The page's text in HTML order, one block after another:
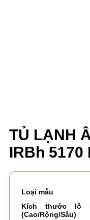
TỦ LẠNH
IRBh 5170
Loại mẫu
Kích thước lỗ
(Cao/Rộng/Sâu)